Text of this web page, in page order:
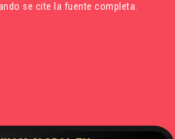
se cite la fuente completa.